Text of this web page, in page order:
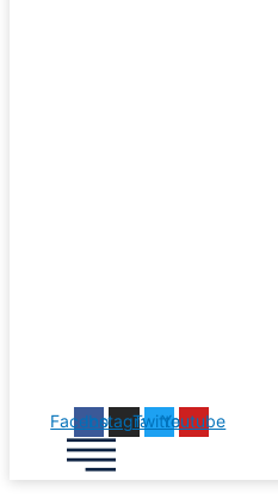
Facebook
Instagram
TwitterYoutube